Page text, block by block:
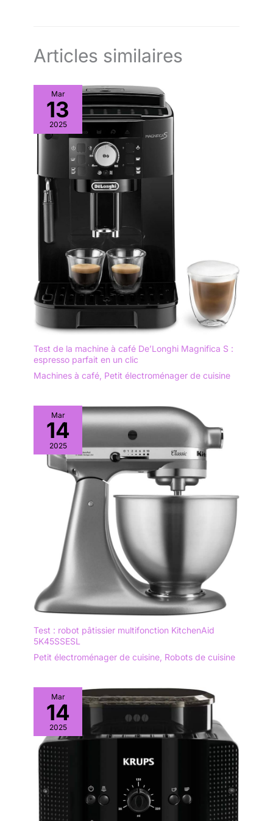
Articles similaires
Mar
13
2025
Test de la machine à café De’Longhi Magnifica S :
espresso parfait en un clic
Machines à café Petit électroménager de cuisine
Mar
14
2025
Test : robot pâtissier multifonction KitchenAid
5K45SSESL
Petit électroménager de cuisine, Robots de cuisine
Mar
14
2025